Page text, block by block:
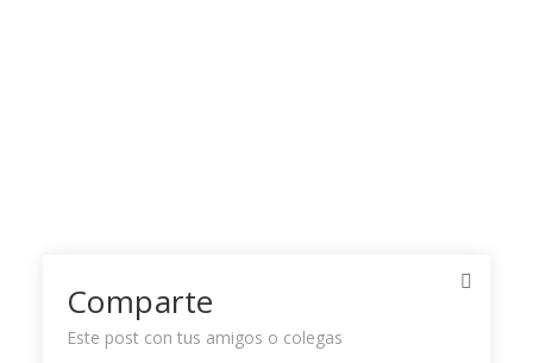
Comparte
Este post con tus amigos o colegas